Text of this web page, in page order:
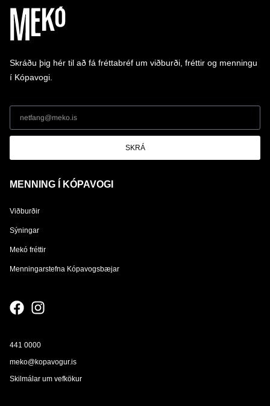
Skráðu þig hér til að fá fréttabréf um viðburði, fréttir og menningu
í Kópavogi.
SKRÁ
MENNING Í KÓPAVOGI
Viðburðir
Sýningar
Mekó fréttir
Menningarstefna Kópavogsbæjar
441 0000
meko@kopavogur.is
Skilmálar um vefkökur